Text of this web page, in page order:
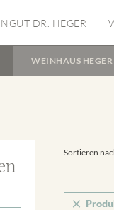
DR. HEGER
WEINHAUS HEGER
Sortieren